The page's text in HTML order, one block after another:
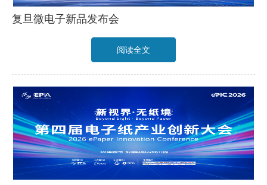
复旦微电子新品发布会
阅读全文